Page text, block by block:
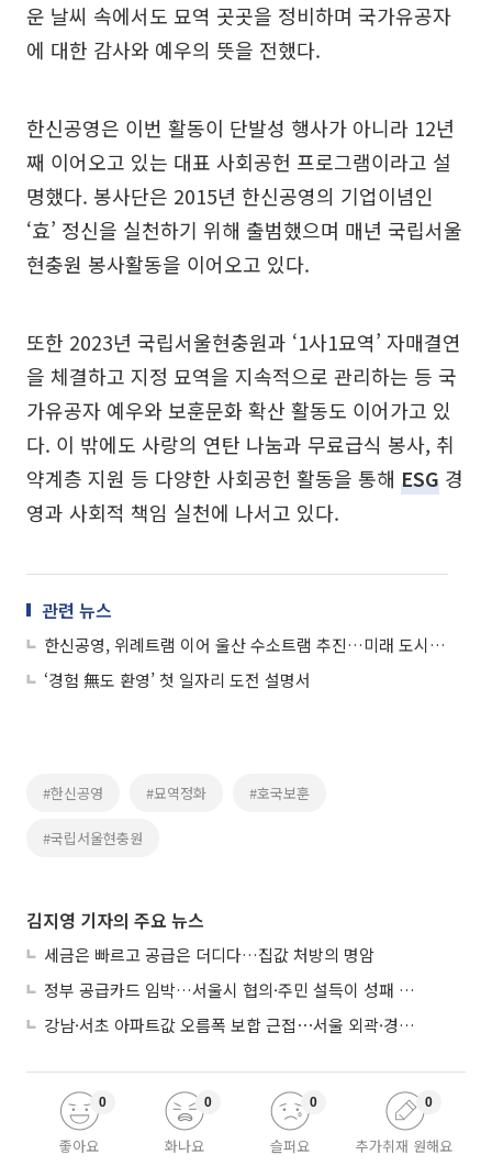
운 날씨 속에서도 묘역 곳곳을 정비하며 국가유공자
에 대한 감사와 예우의 뜻을 전했다.
한신공영은 이번 활동이 단발성 행사가 아니라 12년
째 이어오고 있는 대표 사회공헌 프로그램이라고 설
명했다. 봉사단은 2015년 한신공영의 기업이념인
‘효’ 정신을 실천하기 위해 출범했으며 매년 국립서울
현충원 봉사활동을 이어오고 있다.
또한 2023년 국립서울현충원과 ‘1사1묘역’ 자매결연
을 체결하고 지정 묘역을 지속적으로 관리하는 등 국
가유공자 예우와 보훈문화 확산 활동도 이어가고 있
다. 이 밖에도 사랑의 연탄 나눔과 무료급식 봉사, 취
약계층 지원 등 다양한 사회공헌 활동을 통해 ESG 경
영과 사회적 책임 실천에 나서고 있다.
관련 뉴스
한신공영, 위례트램 이어 울산 수소트램 추진…미래 도시철도 시장 공략
‘경험 無도 환영’ 첫 일자리 도전 설명서
#한신공영 #묘역정화 #호국보훈
#국립서울현충원
김지영 기자의 주요 뉴스
세금은 빠르고 공급은 더디다…집값 처방의 명암
정부 공급카드 임박…서울시 협의·주민 설득이 성패 가른다
강남·서초 아파트값 오름폭 보합 근접⋯서울 외곽·경기 남부 중심 매수세
좋아요
0
화나요
0
슬퍼요
0
추가취재 원해요
0